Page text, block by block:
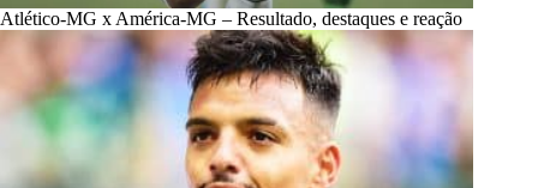
Atlético-MG x América-MG – Resultado, destaques e reação